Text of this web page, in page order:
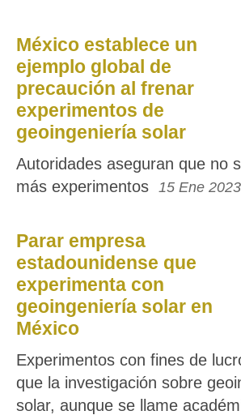
México establece un
ejemplo global de
precaución al frenar
experimentos de
geoingeniería solar
Autoridades aseguran que no
más experimentos
15 Ene 2023
Parar empresa
estadounidense que
experimenta con
geoingeniería solar en
México
Experimentos con fines de
que la investigación sobre
solar, aunque se llame